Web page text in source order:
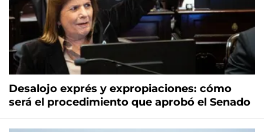
Desalojo exprés y expropiaciones: cómo
será el procedimiento que aprobó el Senado